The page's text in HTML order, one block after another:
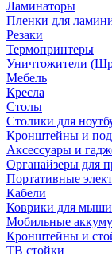
Ламинаторы
Пленки для
Резаки
Термопринтеры
Уничтожители
Мебель
Кресла
Столы
Столики для
Кронштейны и
Аксессуары и
Органайзеры для
Портативные
Кабели
Коврики для мыши
Мобильные
Кронштейны и
ТВ стойки